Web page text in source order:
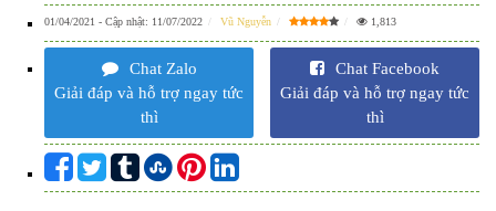
01/04/2021 - Cập nhật: 11/07/2022 Vũ Nguyễn 1,813
Chat Zalo
Giải đáp và hỗ trợ ngay tức
thì
Chat Facebook
Giải đáp và hỗ trợ ngay tức
thì